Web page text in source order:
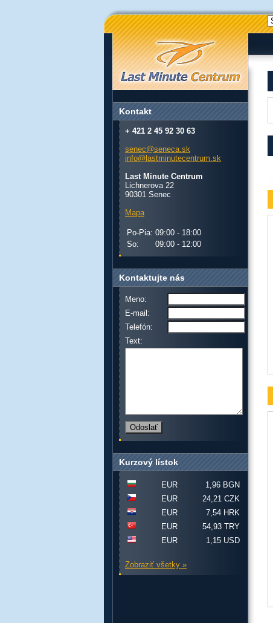
Kontakt
+ 421 2 45 92 30 63
senec@seneca.sk
info@lastminutecentrum.sk
Last Minute Centrum
Lichnerova 22
90301 Senec
Mapa
Po-Pia: 09:00 - 18:00
So:
09:00 - 12:00
Kontaktujte nás
Meno:
E-mail:
Telefón:
Text:
Kurzový lístok
EUR
1,96 BGN
EUR
24,21 CZK
EUR
7,54 HRK
EUR
54,93 TRY
EUR
1,15 USD
Zobraziť všetky »